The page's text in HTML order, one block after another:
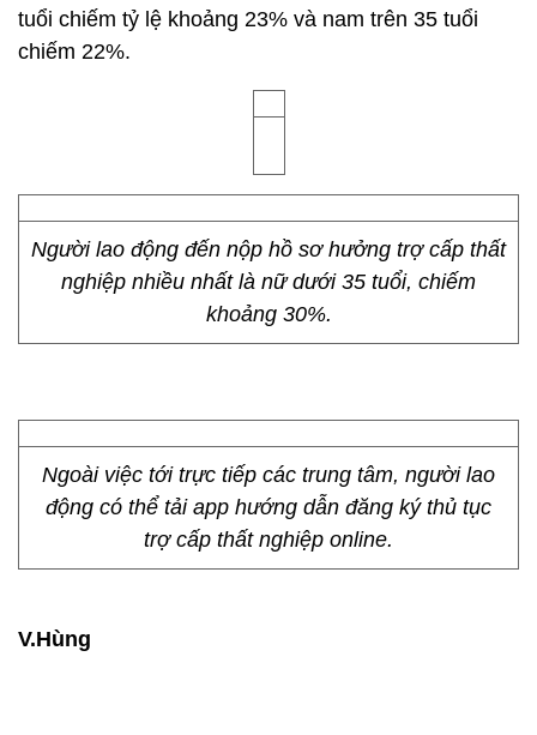
tuổi chiếm tỷ lệ khoảng 23% và nam trên 35 tuổi
chiếm 22%.